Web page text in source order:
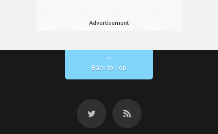
Advertisement
Back to Top